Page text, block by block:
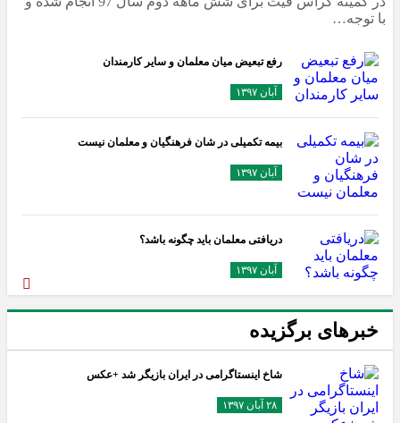
با توجه…
رفع تبعیض میان معلمان و سایر کارمندان
آبان ۱۳۹۷
بیمه تکمیلی در شان فرهنگیان و معلمان نیست
آبان ۱۳۹۷
دریافتی معلمان باید چگونه باشد؟
آبان ۱۳۹۷
خبرهای برگزیده
شاخ اینستاگرامی در ایران بازیگر شد +عکس
۲۸ آبان ۱۳۹۷